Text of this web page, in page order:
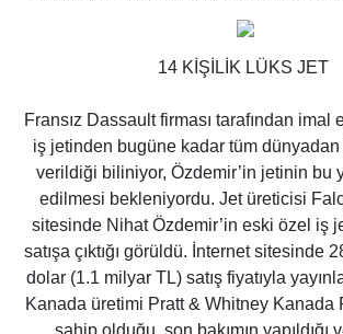
14 KİŞİLİK LÜKS JET
Fransız Dassault firması tarafından imal
iş jetinden bugüne kadar tüm
verildiği biliniyor, Özdemir’in jetinin bu
edilmesi bekleniyordu. Jet üreticisi
sitesinde Nihat Özdemir’in eski özel iş
satışa çıktığı görüldü. İnternet sitesinde
dolar (1.1 milyar TL) satış fiyatıyla
Kanada üretimi Pratt & Whitney Kanada
sahip olduğu, son bakımın yapıldığı